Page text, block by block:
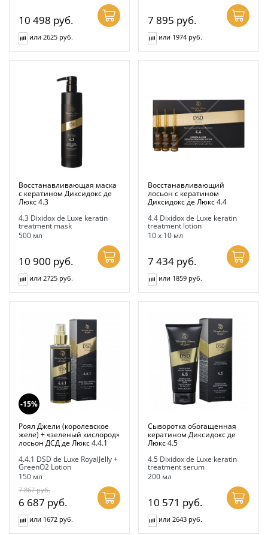
10 498 руб.
или 2625 руб.
7 895 руб.
или 1974 руб.
Восстанавливающая маска
с кератином Диксидокс де
Люкс 4.3
4.3 Dixidox de Luxe keratin
treatment mask
500 мл
10 900 руб.
или 2725 руб.
Восстанавливающий
лосьон с кератином
Диксидокс де Люкс 4.4
4.4 Dixidox de Luxe keratin
treatment lotion
10 х 10 мл
7 434 руб.
или 1859 руб.
-15%
Роял Джели (королевское
желе) + «зеленый кислород»
лосьон ДСД де Люкс 4.4.1
4.4.1 DSD de Luxe RoyalJelly +
GreenO2 Lotion
150 мл
7 867руб.
6 687 руб.
или 1672 руб.
Сыворотка обогащенная
кератином Диксидокс де
Люкс 4.5
4.5 Dixidox de Luxe keratin
treatment serum
200 мл
10 571 руб.
или 2643 руб.